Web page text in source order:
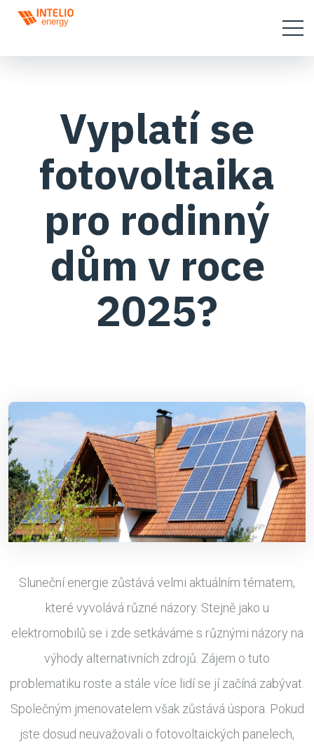
Vyplatí se
fotovoltaika
pro rodinný
dům v roce
2025?
Sluneční energie zůstává velmi aktuálním tématem,
které vyvolává různé názory. Stejně jako u
elektromobilů se i zde setkáváme s různými názory na
výhody alternativních zdrojů. Zájem o tuto
problematiku roste a stále více lidí se jí začíná zabývat.
Společným jmenovatelem však zůstává úspora. Pokud
jste dosud neuvažovali o fotovoltaických panelech,